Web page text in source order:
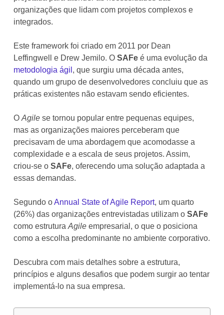
organizações que lidam com projetos complexos e
integrados.
Este framework foi criado em 2011 por Dean
Leffingwell e Drew Jemilo. O SAFe é uma evolução da
metodologia ágil , que surgiu uma década antes,
quando um grupo de desenvolvedores concluiu que as
práticas existentes não estavam sendo eficientes.
O Agile se tornou popular entre pequenas equipes,
mas as organizações maiores perceberam que
precisavam de uma abordagem que acomodasse a
complexidade e a escala de seus projetos. Assim,
criou-se o SAFe, oferecendo uma solução adaptada a
essas demandas.
Segundo oAnnual State of Agile Report, um quarto
(26%) das organizações entrevistadas utilizam o SAFe
como estrutura Agile empresarial, o que o posiciona
como a escolha predominante no ambiente corporativo.
Descubra com mais detalhes sobre a estrutura,
princípios e alguns desafios que podem surgir ao tentar
implementá-lo na sua empresa.